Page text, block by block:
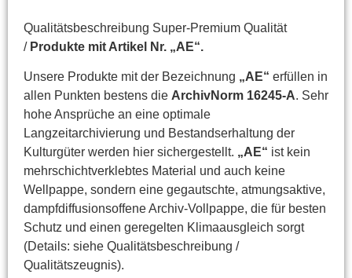
Qualitätsbeschreibung Super-Premium Qualität
/ Produkte mit Artikel Nr. „AE“.
Unsere Produkte mit der Bezeichnung „AE“ erfüllen in
allen Punkten bestens die ArchivNorm 16245-A. Sehr
hohe Ansprüche an eine optimale
Langzeitarchivierung und Bestandserhaltung der
Kulturgüter werden hier sichergestellt. „AE“ ist kein
mehrschichtverklebtes Material und auch keine
Wellpappe, sondern eine gegautschte, atmungsaktive,
dampfdiffusionsoffene Archiv-Vollpappe, die für besten
Schutz und einen geregelten Klimaausgleich sorgt
(Details: siehe Qualitätsbeschreibung /
Qualitätszeugnis).